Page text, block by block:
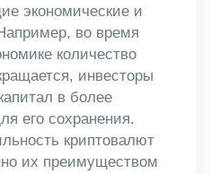
экономические и
во время
количество
инвесторы
в более
его сохранения.
криптовалют
их преимуществом